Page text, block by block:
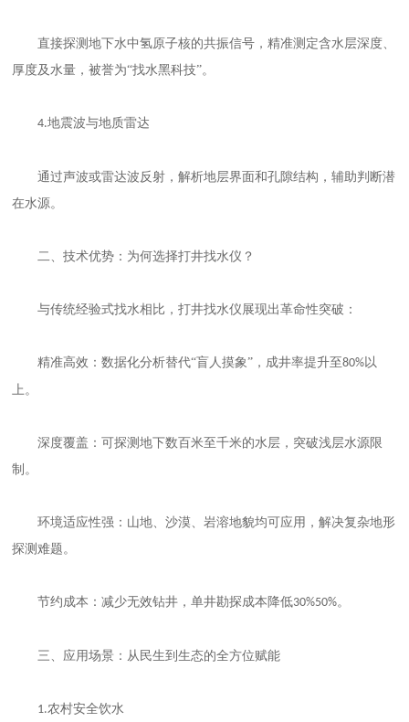
直接探测地下水中氢原子核的共振信号，精准测定含水层深度、
厚度及水量，被誉为“找水黑科技”。
4.地震波与地质雷达
通过声波或雷达波反射，解析地层界面和孔隙结构，辅助判断潜
在水源。
二、技术优势：为何选择打井找水仪？
与传统经验式找水相比，打井找水仪展现出革命性突破：
精准高效：数据化分析替代“盲人摸象”，成井率提升至80%以
上。
深度覆盖：可探测地下数百米至千米的水层，突破浅层水源限
制。
环境适应性强：山地、沙漠、岩溶地貌均可应用，解决复杂地形
探测难题。
节约成本：减少无效钻井，单井勘探成本降低30%50%。
三、应用场景：从民生到生态的全方位赋能
1.农村安全饮水